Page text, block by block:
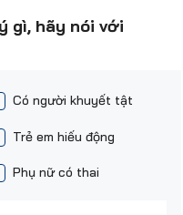
gì, hãy nói với
Trẻ em hiếu động
Có người khuyết tật
Phụ nữ có thai